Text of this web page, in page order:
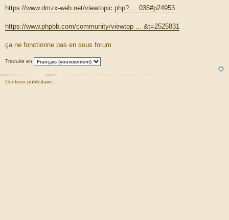
e
s
a
g
https://www.dmzx-web.net/viewtopic.php? ... 036#p24953
https://www.phpbb.com/community/viewtop ... &t=2525831
ça ne fonctionne pas en sous forum
Traduire en
Contenu publicitaire :